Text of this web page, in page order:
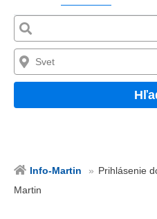
Info-Martin
Prihlásenie
Martin